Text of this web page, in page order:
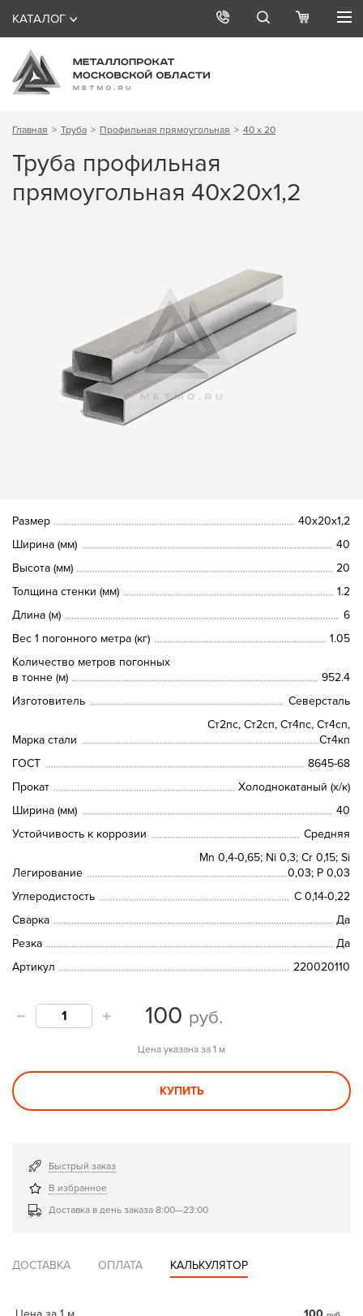
КАТАЛОГ
Главная Труба Профильная прямоугольная 40 х 20
Труба профильная
прямоугольная 40х20х1,2
Размер
40х20х1,2
Ширина (мм)
40
Высота (мм)
20
Толщина стенки (мм)
1.2
Длина (м)
6
Вес 1 погонного метра (кг)
1.05
Количество метров погонных
в тонне (м)
952.4
Изготовитель
Северсталь
Марка стали
Ст2пс, Ст2сп, Ст4пс, Ст4сп,
Ст4кп
ГОСТ
8645-68
Прокат
Холоднокатаный (х/к)
Ширина (мм)
40
Устойчивость к коррозии
Средняя
Легирование
Mn 0,4-0,65; Ni 0,3; Cr 0,15; Si
0,03; P 0,03
Углеродистость
С 0,14-0,22
Сварка
Да
Резка
Да
Артикул
220020110
100 руб.
Цена указана за 1 м
КУПИТЬ
Быстрый заказ
В избранное
Доставка в день заказа 8:00—23:00
ДОСТАВКА ОПЛАТА КАЛЬКУЛЯТОР